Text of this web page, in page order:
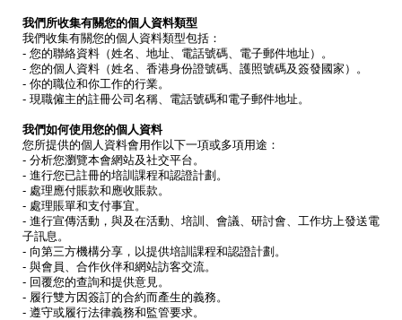
我們所收集有關您的個人資料類型
我們收集有關您的個人資料類型包括：
- 您的聯絡資料（姓名、地址、電話號碼、電子郵件地址）。
- 您的個人資料（姓名、香港身份證號碼、護照號碼及簽發國家）。
- 你的職位和你工作的行業。
- 現職僱主的註冊公司名稱、電話號碼和電子郵件地址。
我們如何使用您的個人資料
您所提供的個人資料會用作以下一項或多項用途：
- 分析您瀏覽本會網站及社交平台。
- 進行您已註冊的培訓課程和認證計劃。
- 處理應付賬款和應收賬款。
- 處理賬單和支付事宜。
- 進行宣傳活動，與及在活動、培訓、會議、研討會、工作坊上發送電
子訊息。
- 向第三方機構分享，以提供培訓課程和認證計劃。
- 與會員、合作伙伴和網站訪客交流。
- 回覆您的查詢和提供意見。
- 履行雙方因簽訂的合約而產生的義務。
- 遵守或履行法律義務和監管要求。